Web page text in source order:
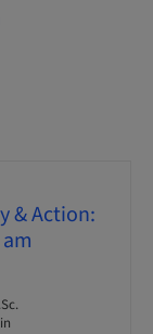
& Action: